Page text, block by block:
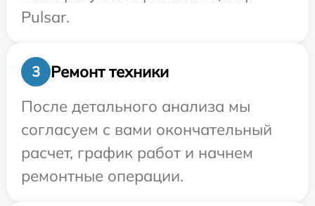
Pulsar.
3
Ремонт техники
После детального анализа мы
согласуем с вами окончательный
расчет, график работ и начнем
ремонтные операции.